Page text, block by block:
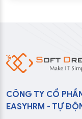
CÔNG TY CỔ
EASYHRM - TỰ